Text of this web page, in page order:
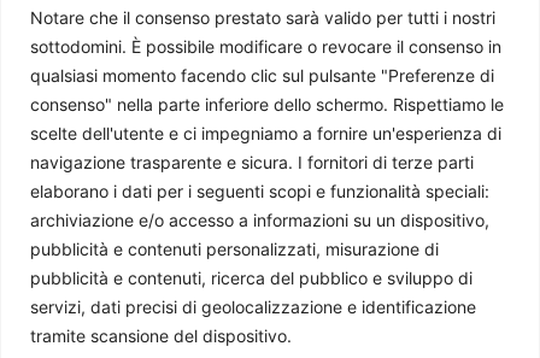
Notare che il consenso prestato sarà valido per tutti i nostri
sottodomini. È possibile modificare o revocare il consenso in
qualsiasi momento facendo clic sul pulsante "Preferenze di
consenso" nella parte inferiore dello schermo. Rispettiamo le
scelte dell'utente e ci impegniamo a fornire un'esperienza di
navigazione trasparente e sicura. I fornitori di terze parti
elaborano i dati per i seguenti scopi e funzionalità speciali:
archiviazione e/o accesso a informazioni su un dispositivo,
pubblicità e contenuti personalizzati, misurazione di
pubblicità e contenuti, ricerca del pubblico e sviluppo di
servizi, dati precisi di geolocalizzazione e identificazione
tramite scansione del dispositivo.
Chi siamo
Il Caffè Geopolitico è una Associazione di Promozione Sociale. Dal
2009 parliamo di politica internazionale, per diffondere una
conoscenza accessibile e aggiornata delle dinamiche geopolitiche che